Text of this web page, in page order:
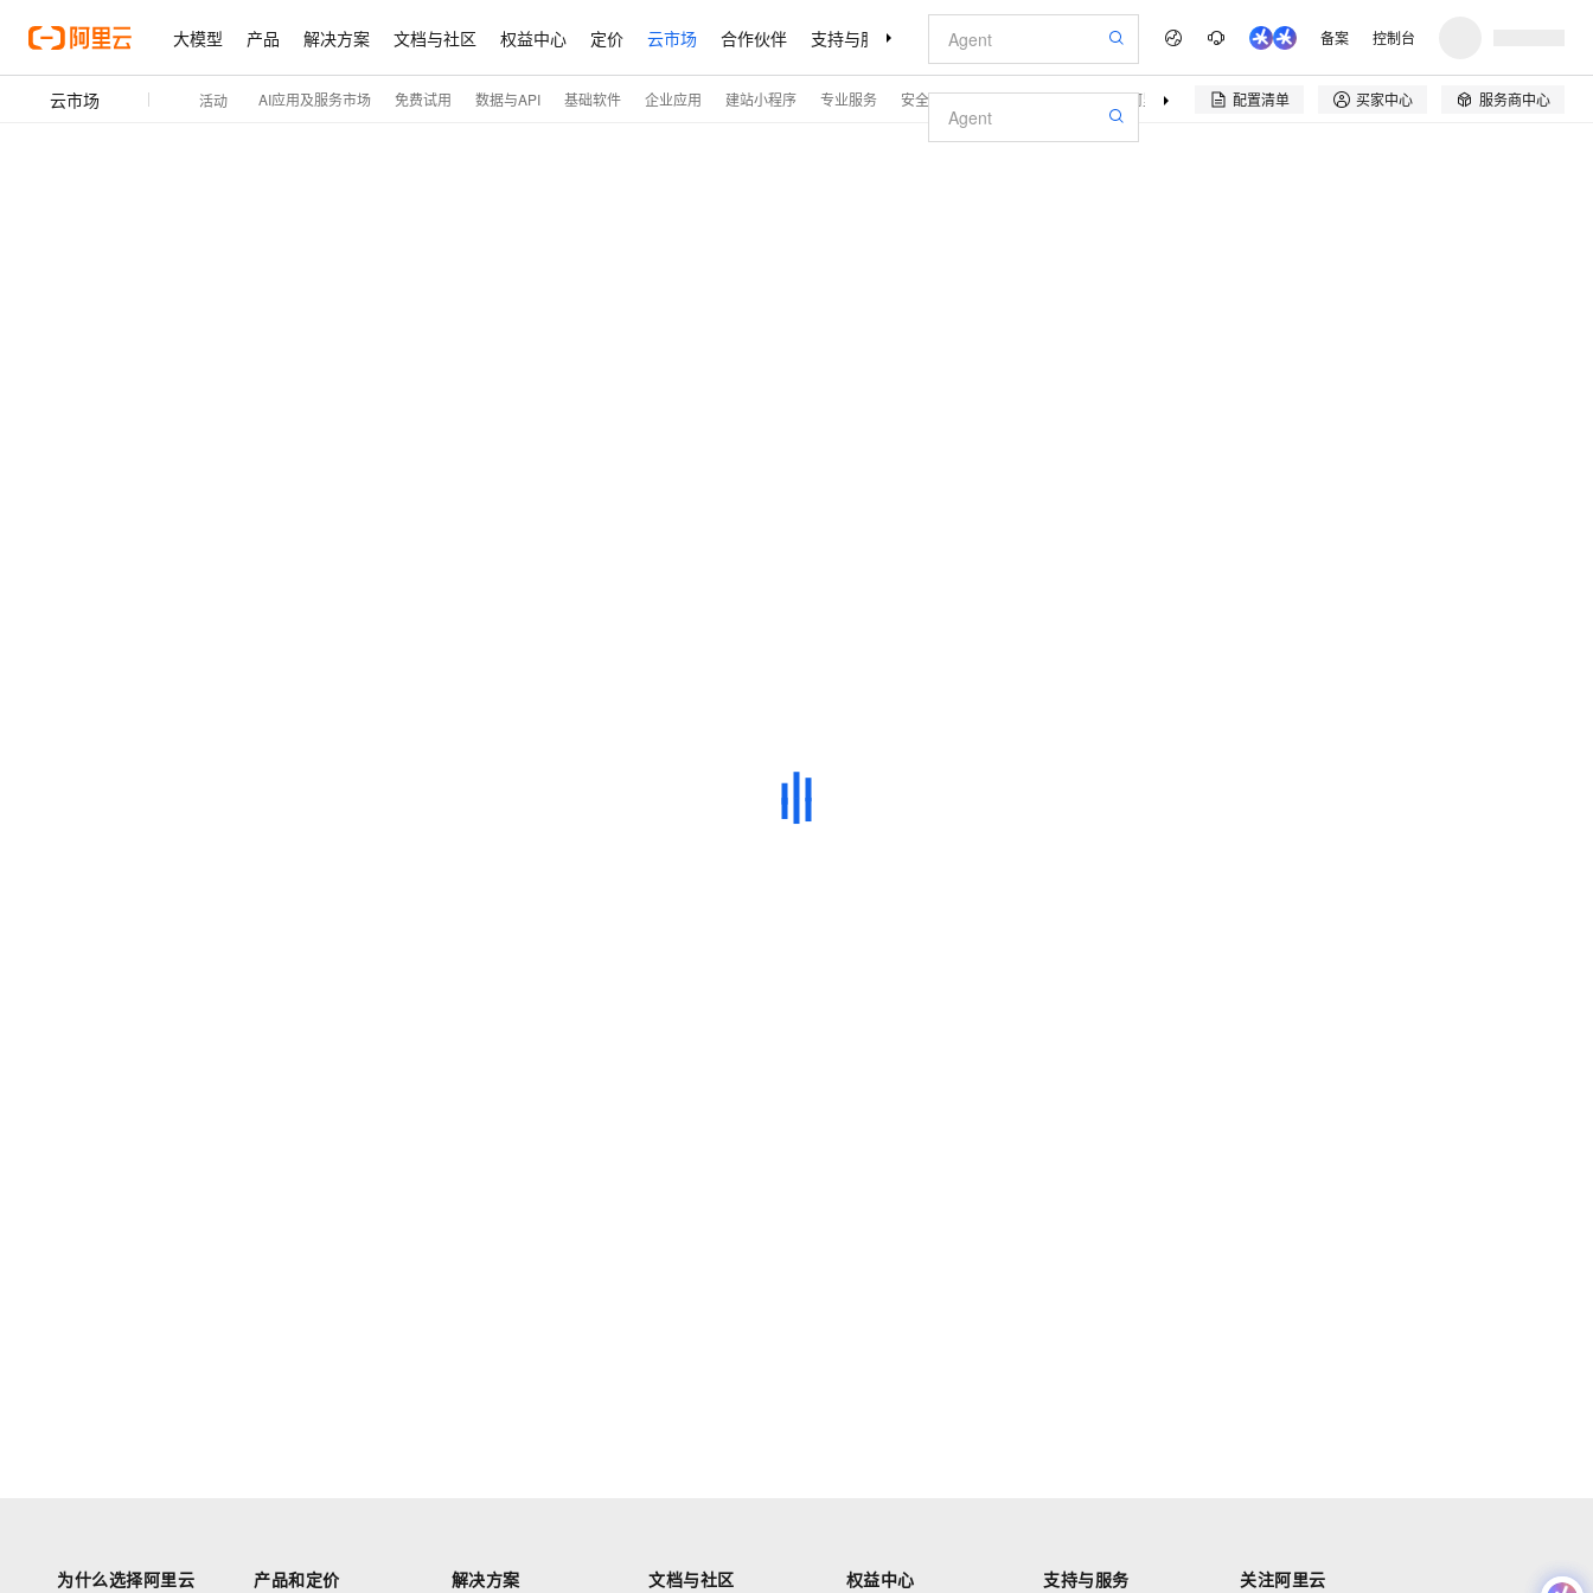
大模型 产品 解决方案 文档与社区 权益中心 定价 云市场 合作伙伴 支持与服务 了解阿里云 备案 控制台
云市场 活动 AI应用及服务市场 免费试用 数据与API 基础软件 企业应用 建站小程序 专业服务 安全 开发与运维 解决方案 阿里云精选 伙伴招募
配置清单  买家中心  服务商中心
为什么选择阿里云 产品和定价 解决方案 文档与社区 权益中心 支持与服务 关注阿里云